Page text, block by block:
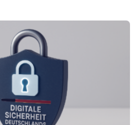
neues Marie Skłodowska-Curie
1. September werden sich
vier Jahren insgesamt 15
von CAVECORE mit
beschäftigen – also mit Robotern,
Umgebung erfassen,
und häufig auch mit…